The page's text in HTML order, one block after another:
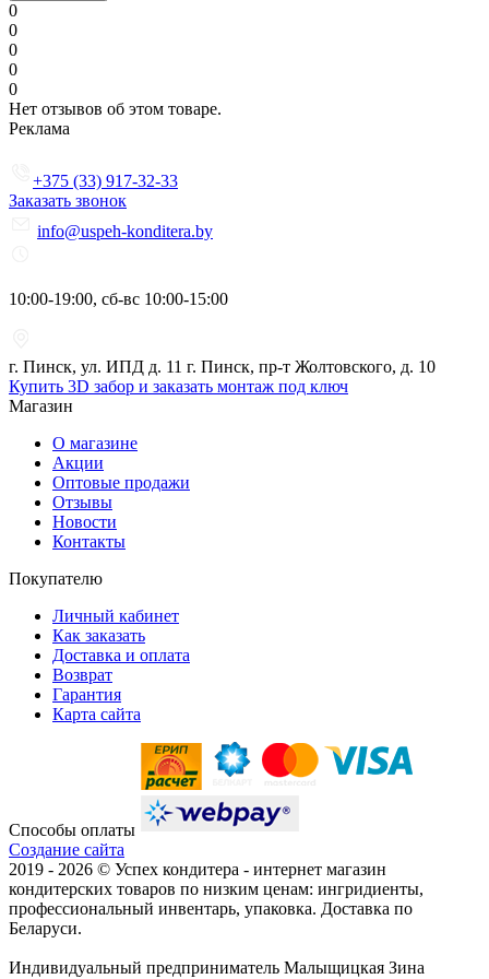
0
0
0
0
0
Нет отзывов об этом товаре.
Реклама
+375 (33) 917-32-33
Заказать звонок
info@uspeh-konditera.by
10:00-19:00, сб-вс 10:00-15:00
г. Пинск, ул. ИПД д. 11 г. Пинск, пр-т Жолтовского, д. 10
Купить 3D забор и заказать монтаж под ключ
Магазин
О магазине
Акции
Оптовые продажи
Отзывы
Новости
Контакты
Покупателю
Личный кабинет
Как заказать
Доставка и оплата
Возврат
Гарантия
Карта сайта
Способы оплаты
Создание сайта
2019 - 2026 © Успех кондитера - интернет магазин
кондитерских товаров по низким ценам: ингридиенты,
профессиональный инвентарь, упаковка. Доставка по
Беларуси.
Индивидуальный предприниматель Малыщицкая Зина